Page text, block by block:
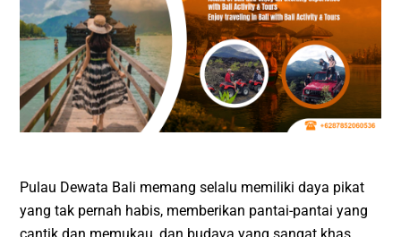
Pulau Dewata Bali memang selalu memiliki daya pikat
yang tak pernah habis, memberikan pantai-pantai yang